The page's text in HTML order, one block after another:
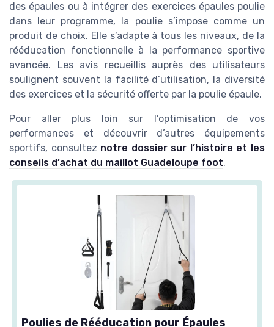
des épaules ou à intégrer des exercices épaules poulie
dans leur programme, la poulie s’impose comme un
produit de choix. Elle s’adapte à tous les niveaux, de la
rééducation fonctionnelle à la performance sportive
avancée. Les avis recueillis auprès des utilisateurs
soulignent souvent la facilité d’utilisation, la diversité
des exercices et la sécurité offerte par la poulie épaule.
Pour aller plus loin sur l’optimisation de vos
performances et découvrir d’autres équipements
sportifs, consultez notre dossier sur l’histoire et les
conseils d’achat du maillot Guadeloupe foot.
Poulies de Rééducation pour Épaules